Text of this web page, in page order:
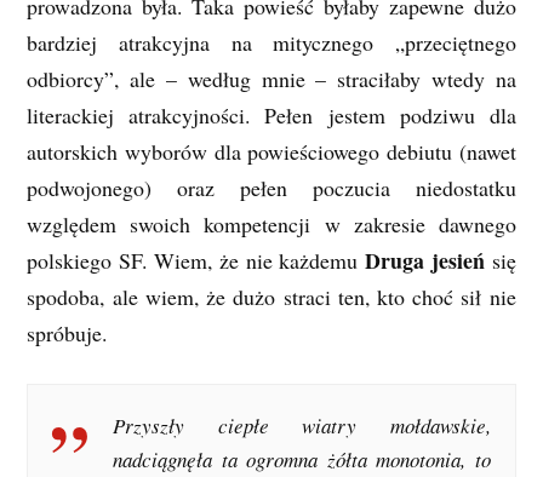
prowadzona była. Taka powieść byłaby zapewne dużo
bardziej atrakcyjna na mitycznego „przeciętnego
odbiorcy”, ale – według mnie – straciłaby wtedy na
literackiej atrakcyjności. Pełen jestem podziwu dla
autorskich wyborów dla powieściowego debiutu (nawet
podwojonego) oraz pełen poczucia niedostatku
względem swoich kompetencji w zakresie dawnego
polskiego SF. Wiem, że nie każdemuDruga jesieńsię
spodoba, ale wiem, że dużo straci ten, kto choć sił nie
spróbuje.
Przyszły ciepłe wiatry mołdawskie,
nadciągnęła ta ogromna żółta monotonia, to